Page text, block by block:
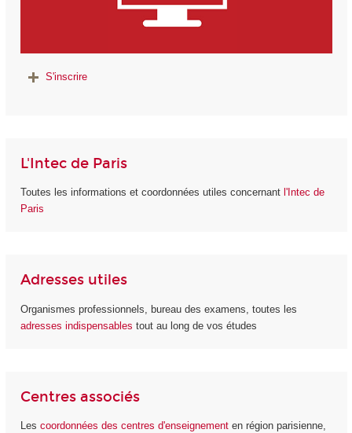
S'inscrire
L'Intec de Paris
Toutes les informations et coordonnées utiles concernant l'Intec de
Paris
Adresses utiles
Organismes professionnels, bureau des examens, toutes les
adresses indispensables tout au long de vos études
Centres associés
Les coordonnées des centres d'enseignement en région parisienne,